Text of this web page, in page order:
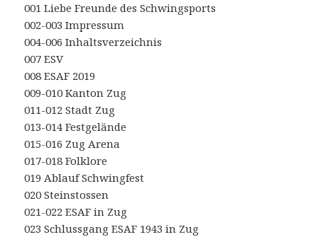
001 Liebe Freunde des Schwingsports
002-003 Impressum
004-006 Inhaltsverzeichnis
007 ESV
008 ESAF 2019
009-010 Kanton Zug
011-012 Stadt Zug
013-014 Festgelände
015-016 Zug Arena
017-018 Folklore
019 Ablauf Schwingfest
020 Steinstossen
021-022 ESAF in Zug
023 Schlussgang ESAF 1943 in Zug